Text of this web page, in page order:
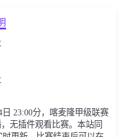
日 23:00分，喀麦隆甲级联赛
无插件观看比赛。本站同